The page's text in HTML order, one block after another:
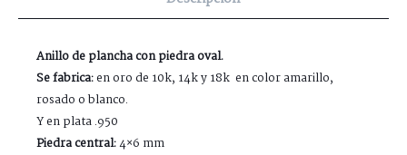
Anillo de plancha con piedra oval.
Se fabrica:en oro de 10k, 14k y 18k en color amarillo,
rosado o blanco.
Y en plata .950
Piedra central:4×6 mm